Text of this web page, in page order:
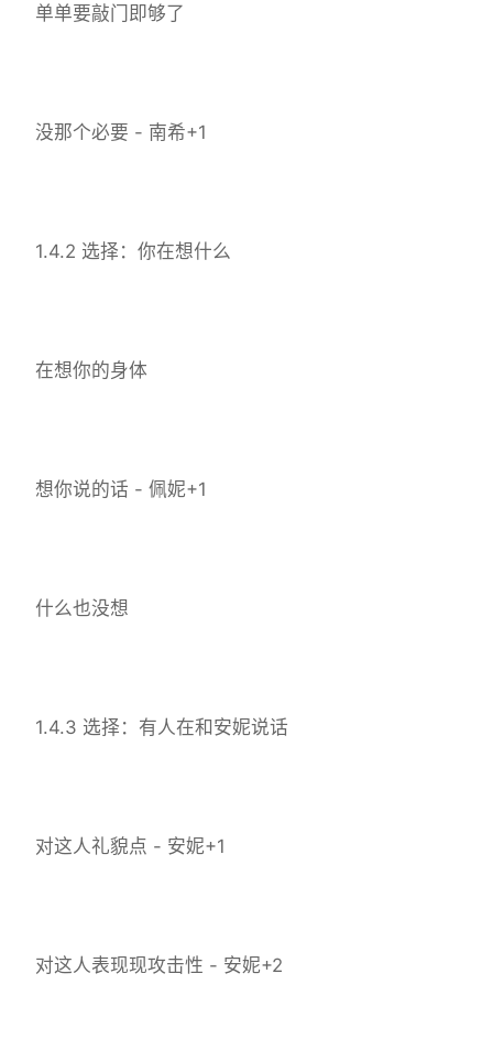
单单要敲门即够了
没那个必要 - 南希+1
1.4.2 选择：你在想什么
在想你的身体
想你说的话 - 佩妮+1
什么也没想
1.4.3 选择：有人在和安妮说话
对这人礼貌点 - 安妮+1
对这人表现现攻击性 - 安妮+2